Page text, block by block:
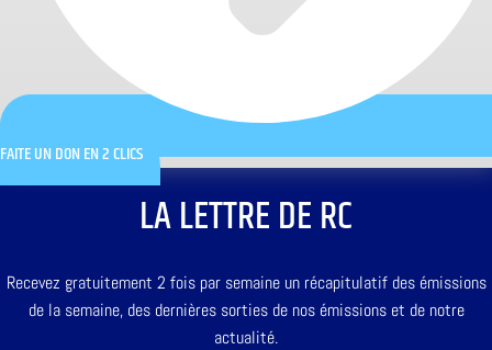
FAITE UN DON EN 2 CLICS
LA LETTRE DE RC
Recevez gratuitement 2 fois par semaine un récapitulatif des émissions
de la semaine, des dernières sorties de nos émissions et de notre
actualité.